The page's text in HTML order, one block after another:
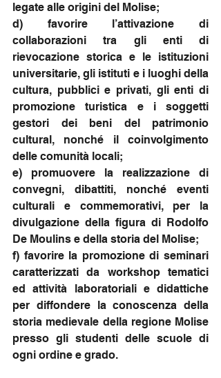
legate alle origini del Molise;
d) favorire l’attivazione di
collaborazioni tra gli enti di
rievocazione storica e le istituzioni
universitarie, gli istituti e i luoghi della
cultura, pubblici e privati, gli enti di
promozione turistica e i soggetti
gestori dei beni del patrimonio
cultural, nonché il coinvolgimento
delle comunità locali;
e) promuovere la realizzazione di
convegni, dibattiti, nonché eventi
culturali e commemorativi, per la
divulgazione della figura di Rodolfo
De Moulins e della storia del Molise;
f) favorire la promozione di seminari
caratterizzati da workshop tematici
ed attività laboratoriali e didattiche
per diffondere la conoscenza della
storia medievale della regione Molise
presso gli studenti delle scuole di
ogni ordine e grado.